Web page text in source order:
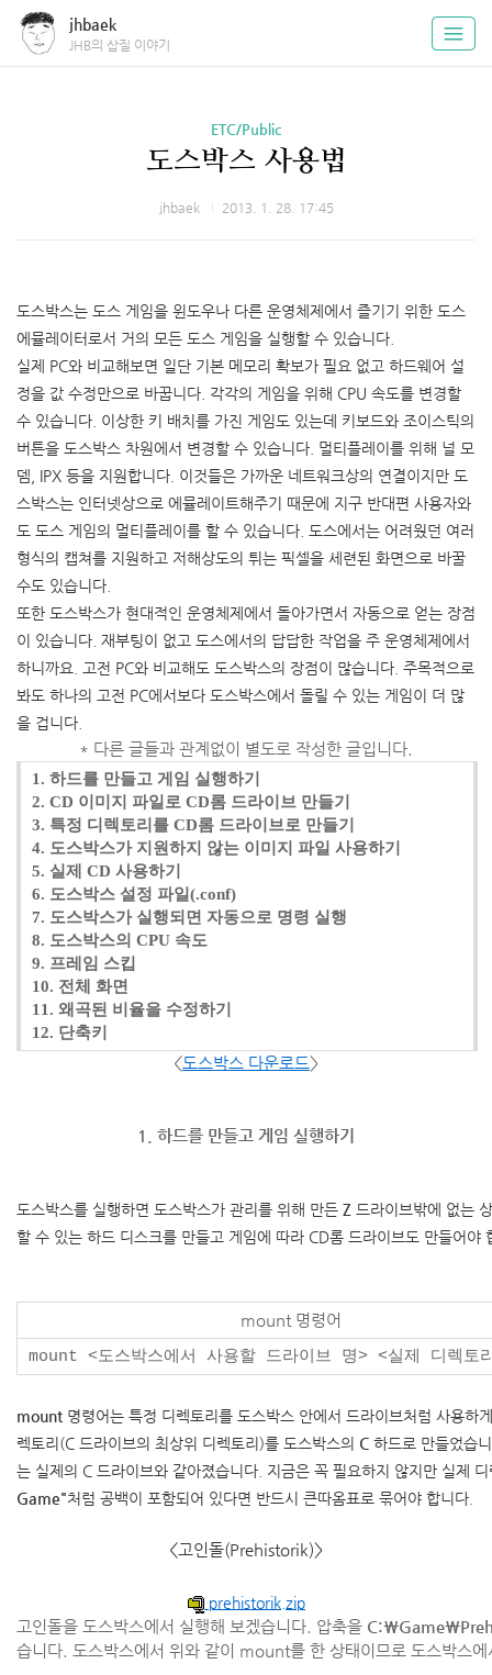
jhbaek
JHB의 삽질 이야기
ETC/Public
도스박스 사용법
jhbaek 2013. 1. 28. 17:45
도스박스는 도스 게임을 윈도우나 다른 운영체제에서 즐기기 위한 도스
에뮬레이터로서 거의 모든 도스 게임을 실행할 수 있습니다.
실제 PC와 비교해보면 일단 기본 메모리 확보가 필요 없고 하드웨어 설
정을 값 수정만으로 바꿉니다. 각각의 게임을 위해 CPU 속도를 변경할
수 있습니다. 이상한 키 배치를 가진 게임도 있는데 키보드와 조이스틱의
버튼을 도스박스 차원에서 변경할 수 있습니다. 멀티플레이를 위해 널 모
뎀, IPX 등을 지원합니다. 이것들은 가까운 네트워크상의 연결이지만 도
스박스는 인터넷상으로 에뮬레이트해주기 때문에 지구 반대편 사용자와
도 도스 게임의 멀티플레이를 할 수 있습니다. 도스에서는 어려웠던 여러
형식의 캡쳐를 지원하고 저해상도의 튀는 픽셀을 세련된 화면으로 바꿀
수도 있습니다.
또한 도스박스가 현대적인 운영체제에서 돌아가면서 자동으로 얻는 장점
이 있습니다. 재부팅이 없고 도스에서의 답답한 작업을 주 운영체제에서
하니까요. 고전 PC와 비교해도 도스박스의 장점이 많습니다. 주목적으로
봐도 하나의 고전 PC에서보다 도스박스에서 돌릴 수 있는 게임이 더 많
을 겁니다.
* 다른 글들과 관계없이 별도로 작성한 글입니다.
1. 하드를 만들고 게임 실행하기
2. CD 이미지 파일로 CD롬 드라이브 만들기
3. 특정 디렉토리를 CD롬 드라이브로 만들기
4. 도스박스가 지원하지 않는 이미지 파일 사용하기
5. 실제 CD 사용하기
6. 도스박스 설정 파일(.conf)
7. 도스박스가 실행되면 자동으로 명령 실행
8. 도스박스의 CPU 속도
9. 프레임 스킵
10. 전체 화면
11. 왜곡된 비율을 수정하기
12. 단축키
<도스박스 다운로드>
1. 하드를 만들고 게임 실행하기
도스박스를 실행하면 도스박스가 관리를 위해 만든 Z 드라이브밖에 없는
할 수 있는 하드 디스크를 만들고 게임에 따라 CD롬 드라이브도 만들어야
mount 명령어
mount <도스박스에서 사용할 드라이브 명> <실제 디렉토
mount 명령어는 특정 디렉토리를 도스박스 안에서 드라이브처럼 사용하
렉토리(C 드라이브의 최상위 디렉토리)를 도스박스의 C 하드로 만들었습
는 실제의 C 드라이브와 같아졌습니다. 지금은 꼭 필요하지 않지만 실제
Game"처럼 공백이 포함되어 있다면 반드시 큰따옴표로 묶어야 합니다.
<고인돌(Prehistorik)>
prehistorik.zip
고인돌을 도스박스에서 실행해 보겠습니다. 압축을
습니다. 도스박스에서 위와 같이 mount를 한 상태이므로 도스박스